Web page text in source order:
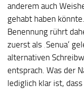
anderem auch
gehabt haben
Benennung rührt
zuerst als ‚Senua‘
alternativen
entsprach. Was der
lediglich klar ist,